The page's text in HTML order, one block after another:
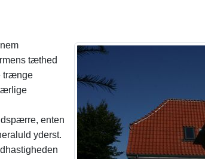
tæthed
trænge
enten
yderst.